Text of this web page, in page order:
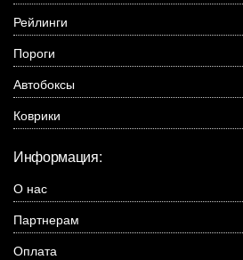
Рейлинги
Пороги
Автобоксы
Коврики
Информация:
О нас
Партнерам
Оплата